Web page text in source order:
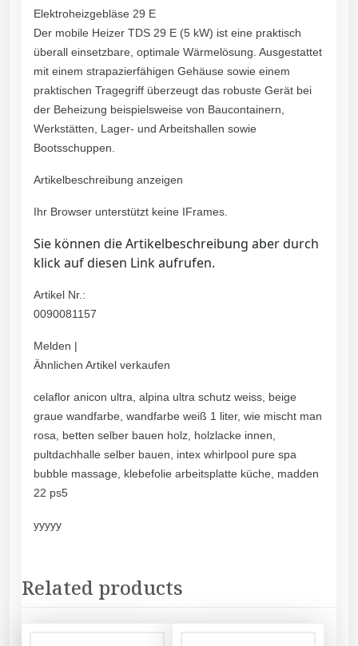
Elektroheizgebläse 29 E
Der mobile Heizer TDS 29 E (5 kW) ist eine praktisch
überall einsetzbare, optimale Wärmelösung. Ausgestattet
mit einem strapazierfähigen Gehäuse sowie einem
praktischen Tragegriff überzeugt das robuste Gerät bei
der Beheizung beispielsweise von Baucontainern,
Werkstätten, Lager- und Arbeitshallen sowie
Bootsschuppen.
Artikelbeschreibung anzeigen
Ihr Browser unterstützt keine IFrames.
Sie können die Artikelbeschreibung aber durch
klick auf diesen Link aufrufen.
Artikel Nr.:
0090081157
Melden |
Ähnlichen Artikel verkaufen
celaflor anicon ultra, alpina ultra schutz weiss, beige
graue wandfarbe, wandfarbe weiß 1 liter, wie mischt man
rosa, betten selber bauen holz, holzlacke innen,
pultdachhalle selber bauen, intex whirlpool pure spa
bubble massage, klebefolie arbeitsplatte küche, madden
22 ps5
yyyyy
Related products